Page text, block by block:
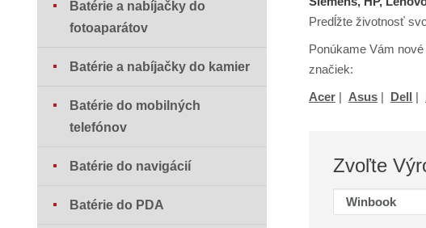
Predĺžte životnosť
Ponúkame Vám
značiek:
Acer | Asus | Dell |
Zvoľte
Batérie a nabíjačky do
fotoaparátov
Batérie a nabíjačky do kamier
Batérie do mobilných
telefónov
Batérie do navigácií
Batérie do PDA